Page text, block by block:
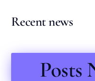
Recent news
Posts